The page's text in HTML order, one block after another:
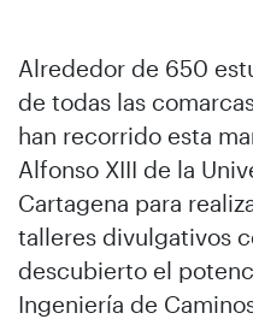
Alrededor de 650
de todas las
han recorrido esta
Alfonso XIII de la
Cartagena para
talleres divulgativos
descubierto el
Ingeniería de